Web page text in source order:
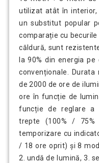
utilizat atât în interior,
un substitut popular
comparație cu
căldură, sunt
la 90% din energia
convenționale.
de 2000 de ore de
ore în funcție de
funcție de reglare a
trepte (100% /
temporizare cu
/ 18 ore oprit) și 8
2. undă de lumină, 3.